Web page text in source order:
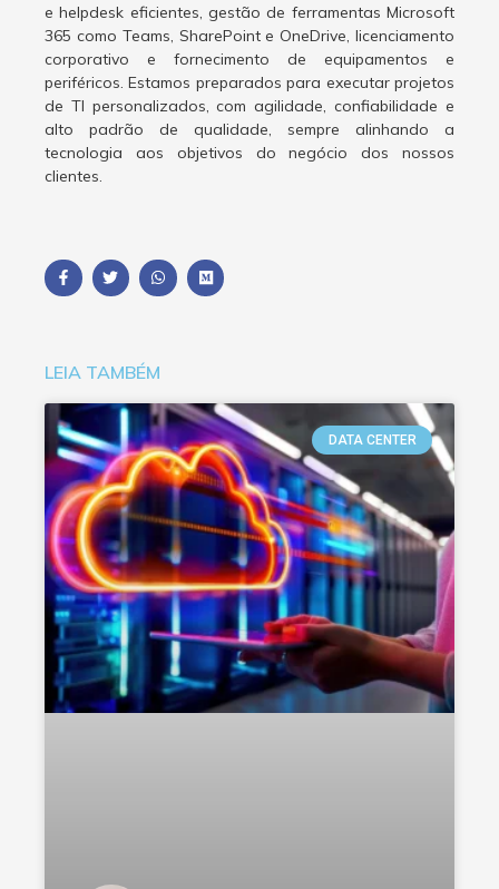
e helpdesk eficientes, gestão de ferramentas Microsoft
365 como Teams, SharePoint e OneDrive, licenciamento
corporativo e fornecimento de equipamentos e
periféricos. Estamos preparados para executar projetos
de TI personalizados, com agilidade, confiabilidade e
alto padrão de qualidade, sempre alinhando a
tecnologia aos objetivos do negócio dos nossos
clientes.
LEIA TAMBÉM
DATA CENTER